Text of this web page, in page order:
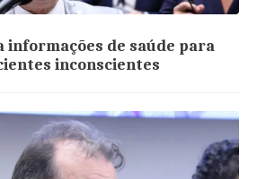
informações de saúde para
inconscientes